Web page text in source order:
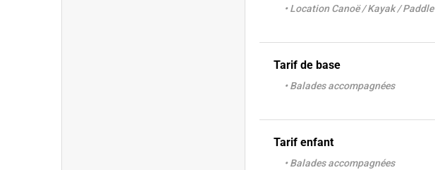
• Location Canoë / Kayak / Paddle
Tarif de base
• Balades accompagnées
Tarif enfant
• Balades accompagnées